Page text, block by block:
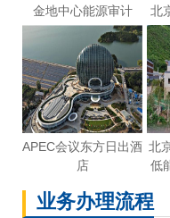
金地中心能源审计
北
APEC会议东方日出酒
店
北
低
业务办理流程